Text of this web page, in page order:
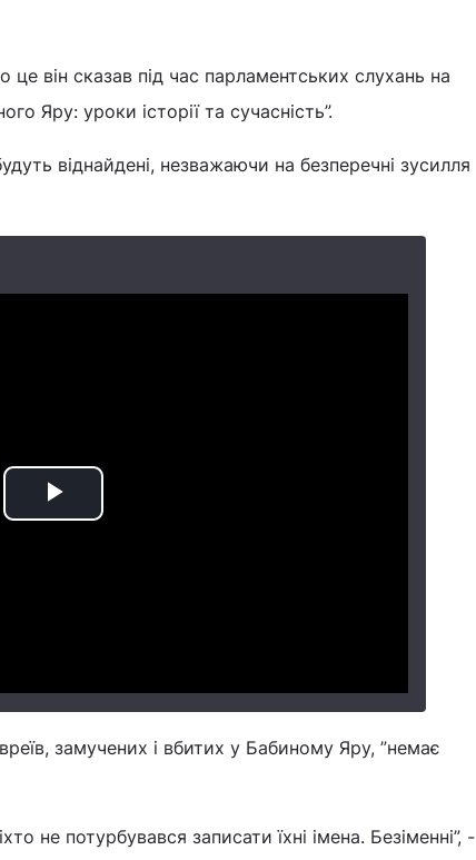
він сказав під час парламентських слухань на
Яру: уроки історії та сучасність”.
віднайдені, незважаючи на безперечні зусилля
Play
замучених і вбитих у Бабиному Яру, ”немає
не потурбувався записати їхні імена. Безіменні”, -